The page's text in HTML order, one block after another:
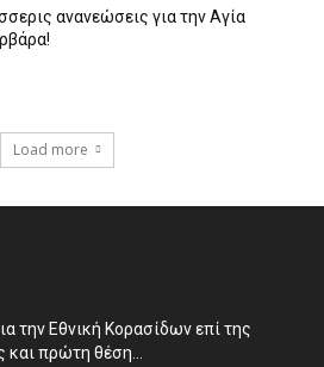
ανανεώσεις για την Αγία
Load more
την Εθνική Κορασίδων επί της
και πρώτη θέση...